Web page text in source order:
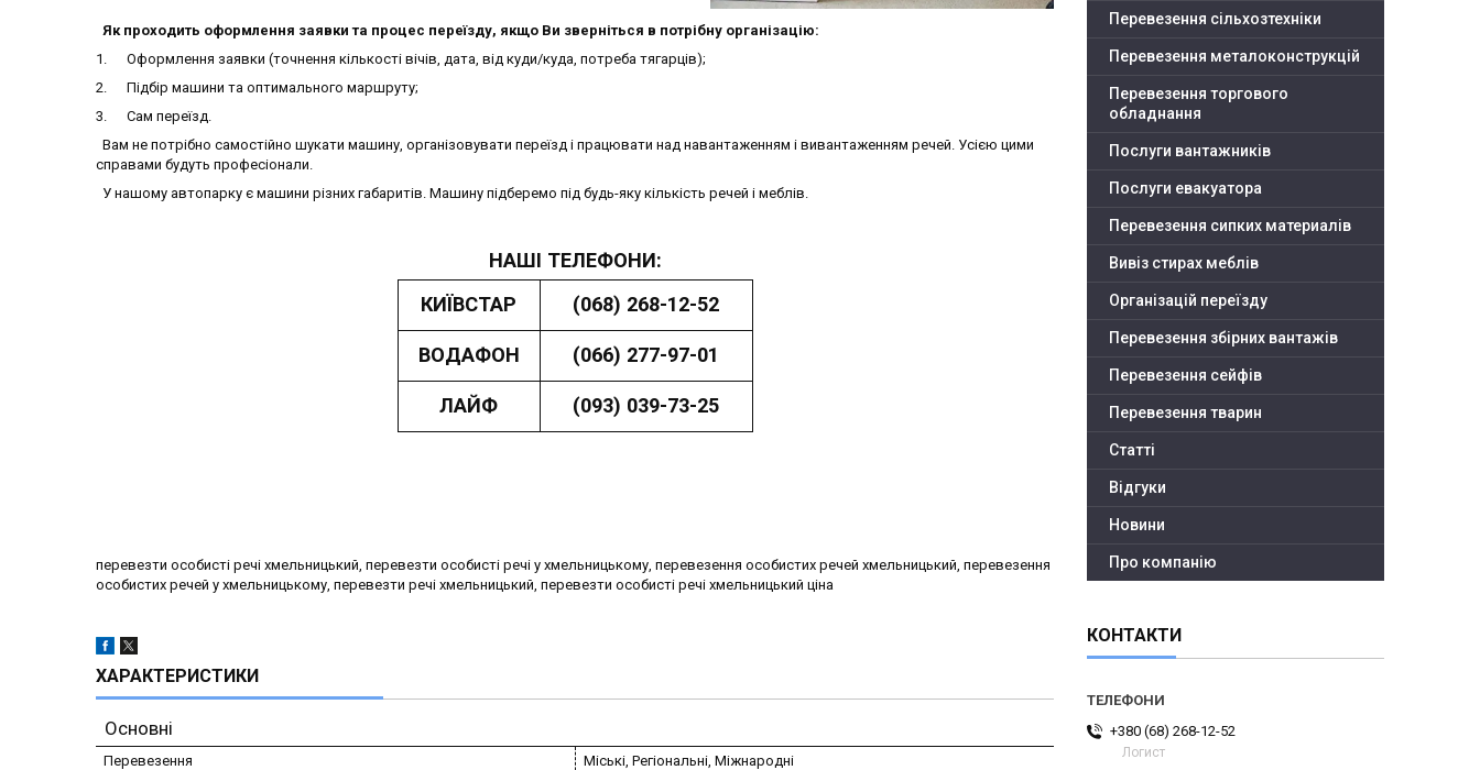
Як проходить оформлення заявки та процес переїзду, якщо Ви зверніться в потрібну організацію:
1. Оформлення заявки (точнення кількості вічів, дата, від куди/куда, потреба тягарців);
2. Підбір машини та оптимального маршруту;
3. Сам переїзд.
Вам не потрібно самостійно шукати машину, організовувати переїзд і працювати над навантаженням і вивантаженням речей. Усією цими
справами будуть професіонали.
У нашому автопарку є машини різних габаритів. Машину підберемо під будь-яку кількість речей і меблів.
НАШІ ТЕЛЕФОНИ:
КИЇВСТАР
(068) 268-12-52
ВОДАФОН (066) 277-97-01
ЛАЙФ (093) 039-73-25
перевезти особисті речі хмельницький, перевезти особисті речі у хмельницькому, перевезення особистих речей хмельницький, перевезення
особистих речей у хмельницькому, перевезти речі хмельницький, перевезти особисті речі хмельницький ціна
ХАРАКТЕРИСТИКИ
Основні
Перевезення
Міські, Регіональні, Міжнародні
Перевезення сільхозтехніки
Перевезення металоконструкцій
Перевезення торгового
обладнання
Послуги вантажників
Послуги евакуатора
Перевезення сипких материалів
Вивіз стирах меблів
Організацій переїзду
Перевезення збірних вантажів
Перевезення сейфів
Перевезення тварин
Статті
Відгуки
Новини
Про компанію
КОНТАКТИ
+380 (68) 268-12-52
Логист